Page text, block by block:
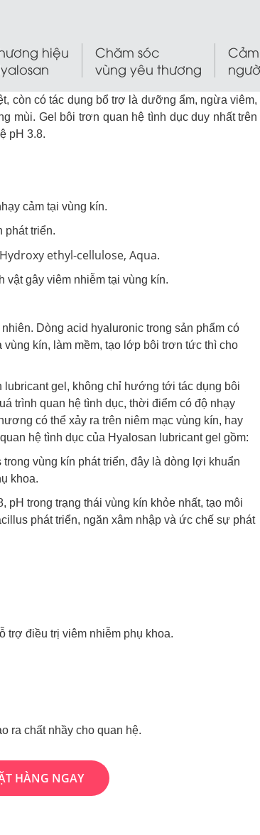
hiệu
Chăm sóc
vùng yêu thương
còn có tác dụng bổ trợ là dưỡng ẩm, ngừa viêm,
mùi. Gel bôi trơn quan hệ tình dục duy nhất trên
pH 3.8.
cảm tại vùng kín.
phát triển.
ethyl-cellulose, Aqua.
vật gây viêm nhiễm tại vùng kín.
Dòng acid hyaluronic trong sản phẩm có
kín, làm mềm, tạo lớp bôi trơn tức thì cho
gel, không chỉ hướng tới tác dụng bôi
trình quan hệ tình dục, thời điểm có độ nhạy
có thể xảy ra trên niêm mạc vùng kín, hay
hệ tình dục của Hyalosan lubricant gel gồm:
vùng kín phát triển, đây là dòng lợi khuẩn
khoa.
trong trạng thái vùng kín khỏe nhất, tạo môi
phát triển, ngăn xâm nhập và ức chế sự phát
trợ điều trị viêm nhiễm phụ khoa.
ra chất nhầy cho quan hệ.
HÀNG NGAY